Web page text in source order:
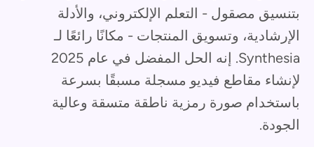
بتنسيق مصقول - التعلم الإلكتروني، والأدلة
الإرشادية، وتسويق المنتجات - مكانًا رائعًا لـ
Synthesia. إنه الحل المفضل في عام 2025
لإنشاء مقاطع فيديو مسجلة مسبقًا بسرعة
باستخدام صورة رمزية ناطقة متسقة وعالية
الجودة.